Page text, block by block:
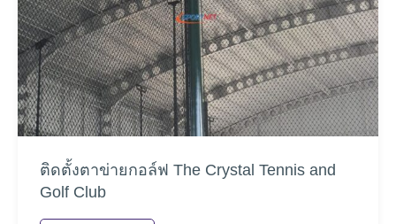
ติดตั้งตาข่ายกอล์ฟ The Crystal Tennis and
Golf Club